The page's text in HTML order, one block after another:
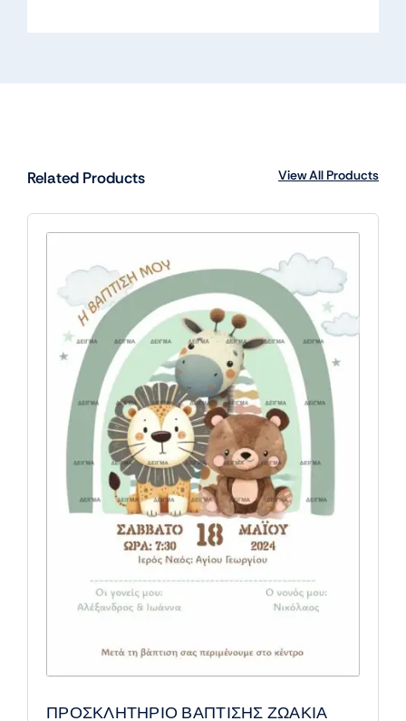
Related Products View All Products
ΠΡΟΣΚΛΗΤΗΡΙΟ ΒΑΠΤΙΣΗΣ ΖΩΑΚΙΑ